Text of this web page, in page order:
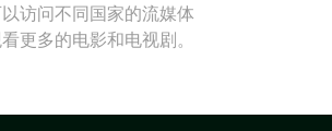
访问不同国家的流媒体
更多的电影和电视剧。